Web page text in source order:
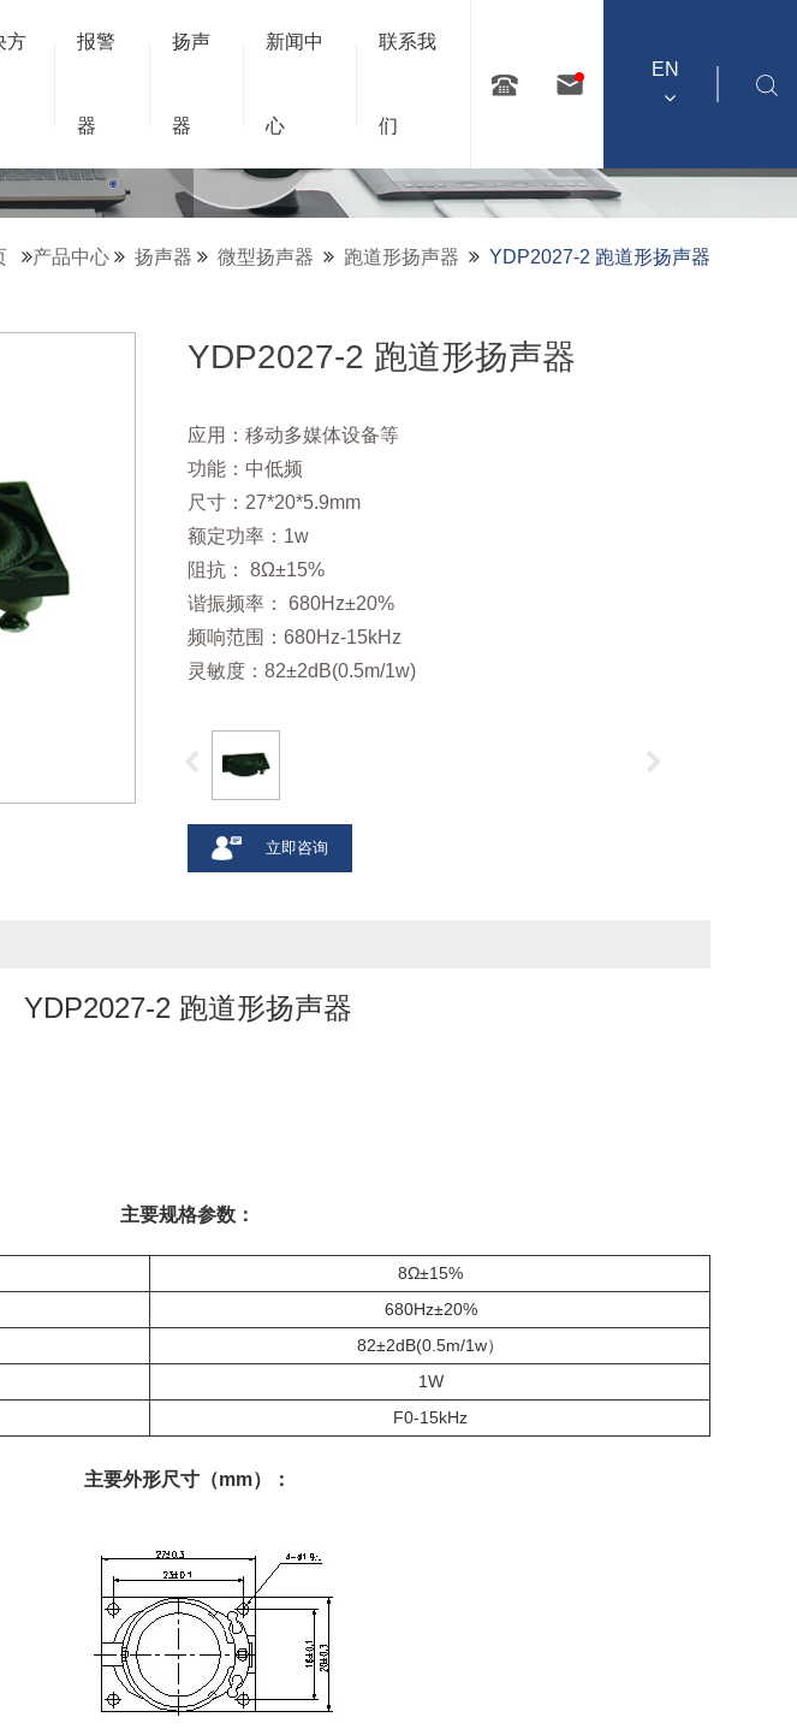
方 报警
器
扬声
器
新闻中
心
联系我
们
EN
声器
产品中心 扬声器 微型扬声器 跑道形扬声器 YDP2027-2 跑道形扬声器
YDP2027-2 跑道形扬声器
应用：移动多媒体设备等
功能：中低频
尺寸：27*20*5.9mm
额定功率：1w
阻抗： 8Ω±15%
谐振频率： 680Hz±20%
频响范围：680Hz-15kHz
灵敏度：82±2dB(0.5m/1w)
立即咨询
YDP2027-2 跑道形扬声器
主要规格参数：
8Ω±15%
680Hz±20%
82±2dB(0.5m/1w）
1W
F0-15kHz
主要外形尺寸（mm）：